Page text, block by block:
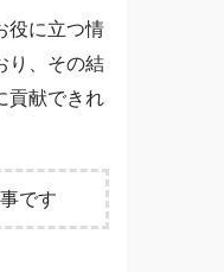
役に立つ情
り、その結
貢献できれ
です